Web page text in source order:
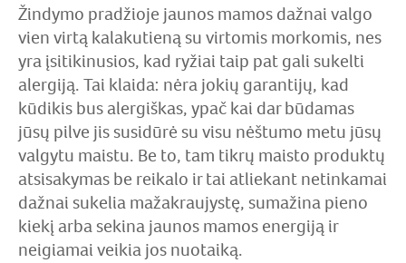
Žindymo pradžioje jaunos mamos dažnai valgo
vien virtą kalakutieną su virtomis morkomis, nes
yra įsitikinusios, kad ryžiai taip pat gali sukelti
alergiją. Tai klaida: nėra jokių garantijų, kad
kūdikis bus alergiškas, ypač kai dar būdamas
jūsų pilve jis susidūrė su visu nėštumo metu jūsų
valgytu maistu. Be to, tam tikrų maisto produktų
atsisakymas be reikalo ir tai atliekant netinkamai
dažnai sukelia mažakraujystę, sumažina pieno
kiekį arba sekina jaunos mamos energiją ir
neigiamai veikia jos nuotaiką.